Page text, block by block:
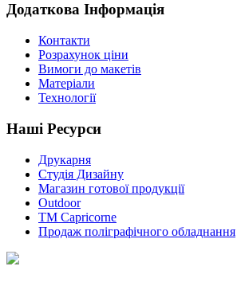
Додаткова Інформація
Контакти
Розрахунок ціни
Вимоги до макетів
Матеріали
Технології
Наші Ресурси
Друкарня
Студія Дизайну
Магазин готової продукції
Outdoor
TM Capricorne
Продаж поліграфічного обладнання